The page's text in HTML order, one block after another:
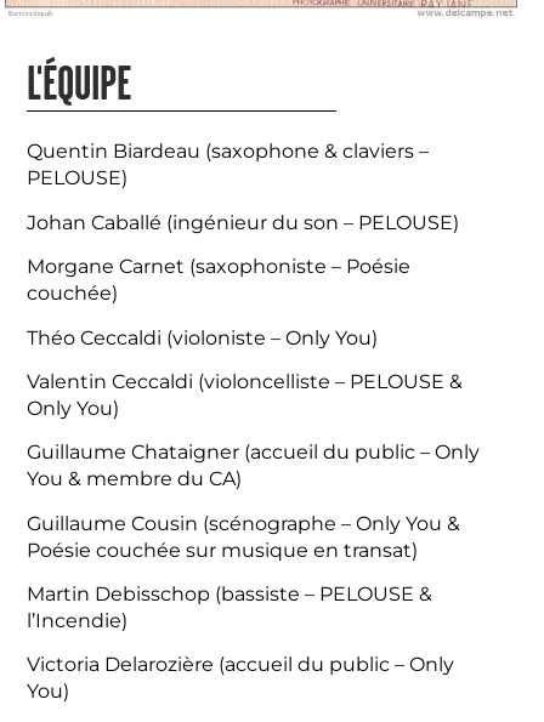
L'ÉQUIPE
Quentin Biardeau (saxophone & claviers –
PELOUSE)
Johan Caballé (ingénieur du son – PELOUSE)
Morgane Carnet (saxophoniste – Poésie
couchée)
Théo Ceccaldi (violoniste – Only You)
Valentin Ceccaldi (violoncelliste – PELOUSE &
Only You)
Guillaume Chataigner (accueil du public – Only
You & membre du CA)
Guillaume Cousin (scénographe – Only You &
Poésie couchée sur musique en transat)
Martin Debisschop (bassiste – PELOUSE &
l’Incendie)
Victoria Delarozière (accueil du public – Only
You)